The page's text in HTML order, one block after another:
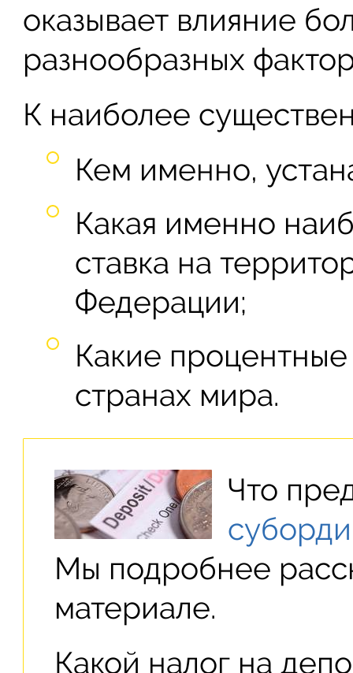
оказывает влияние
разнообразных
К наиболее
Кем именно,
Какая именно
ставка на
Федерации;
Какие процентные
странах мира.
Что
Мы подробнее
материале.
Какой налог на